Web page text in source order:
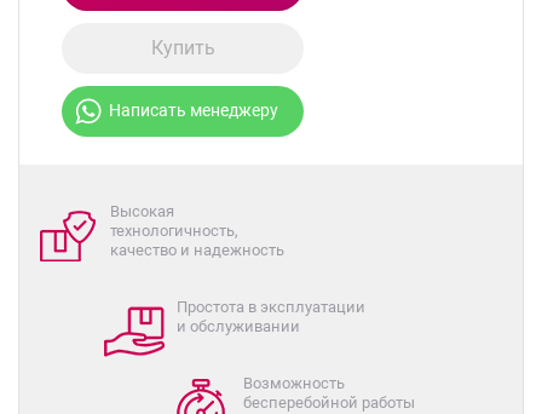
Купить
Написать менеджеру
Высокая
технологичность,
качество и надежность
Простота в эксплуатации
и обслуживании
Возможность
бесперебойной работы